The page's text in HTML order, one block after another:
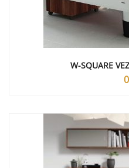
W-SQUARE
0